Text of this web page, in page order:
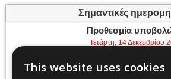
Σημαντικές
Προθεσμία
Τετάρτη, 14 Δεκεμβρίου
Προθεσμία υποβολής
Σάββατο, 17 Δεκεμβρίου
This website uses cookies